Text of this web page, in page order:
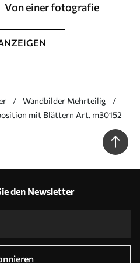
Von einer fotografie
Wandbilder Mehrteilig
mit Blättern Art. m30152
den Newsletter